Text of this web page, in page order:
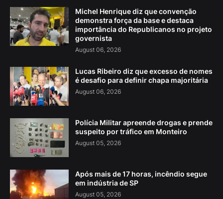
Michel Henrique diz que convenção
demonstra força da base e destaca
importância do Republicanos no projeto
governista
August 06, 2026
Lucas Ribeiro diz que excesso de nomes
é desafio para definir chapa majoritária
August 06, 2026
Polícia Militar apreende drogas e prende
suspeito por tráfico em Monteiro
August 05, 2026
Após mais de 17 horas, incêndio segue
em indústria de SP
August 05, 2026